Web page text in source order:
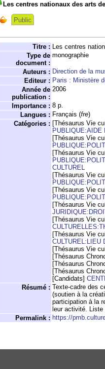
Les centres nationaux des arts
Public
Titre : Les centres
Type de
document :
monographie
Auteurs : Direction de la
Editeur : Paris : Ministère
Année de
publication :
2006
Importance : 8 p.
Langues : Français (fre)
Catégories : [Thésaurus Vie
PUBLIQUE:AIDE
[Thésaurus Vie
[Thésaurus Vie
CULTUREL
[Thésaurus Vie
[Thésaurus Vie
[Thésaurus Vie
[Thésaurus Vie
[Thésaurus Vie
CULTUREL:LIEU
[Thésaurus Vie
[Thésaurus
[Thésaurus
[Thésaurus
[Candidats]
Résumé : Texte-cadre des
(soutien à la
participation à la
leur activité.
Permalink : https://